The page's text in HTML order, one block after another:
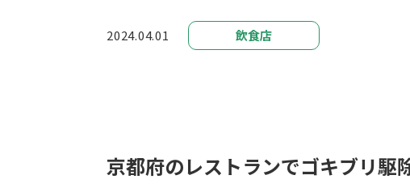
2024.04.01 飲食店
京都府のレストランでゴキブリ駆